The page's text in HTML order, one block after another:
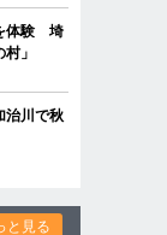
体験 埼
」
治川で秋
と見る